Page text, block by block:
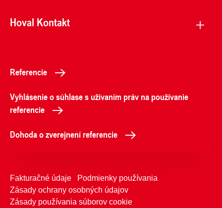
Hoval Kontakt
Referencie
Vyhlásenie o súhlase s užívaním práv na používanie
referencie
Dohoda o zverejnení referencie
Fakturačné údaje
Podmienky používania
Zásady ochrany osobných údajov
Zásady používania súborov cookie